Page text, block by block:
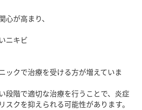
が高まり、
ニキビ
ックで治療を受ける方が増えていま
段階で適切な治療を行うことで、炎症
スクを抑えられる可能性があります。